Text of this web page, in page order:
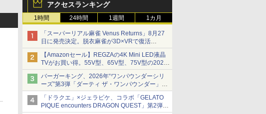
アクセスランキング
1時間 24時間 1週間 1カ月
「スーパーリアル麻雀 Venus Returns」8月27
日に発売決定。脱衣麻雀が3D×VRで復活
発売から2週間は20%オフになるセールが実施
【Amazonセール】REGZAの4K Mini LED液晶
TVがお買い得。55V型、65V型、75V型の2026
年モデルがラインナップ
バーガーキング、2026年“ワンパウンダーシリ
ーズ”第3弾「ダーティ ザ・ワンパウンダー」を
8月7日発売
「特製ガーリックマヨソース」を使用した超大
型チーズバーガー
「ドラクエ」×ジェラピケ、コラボ「GELATO
PIQUE encounters DRAGON QUEST」第2弾が